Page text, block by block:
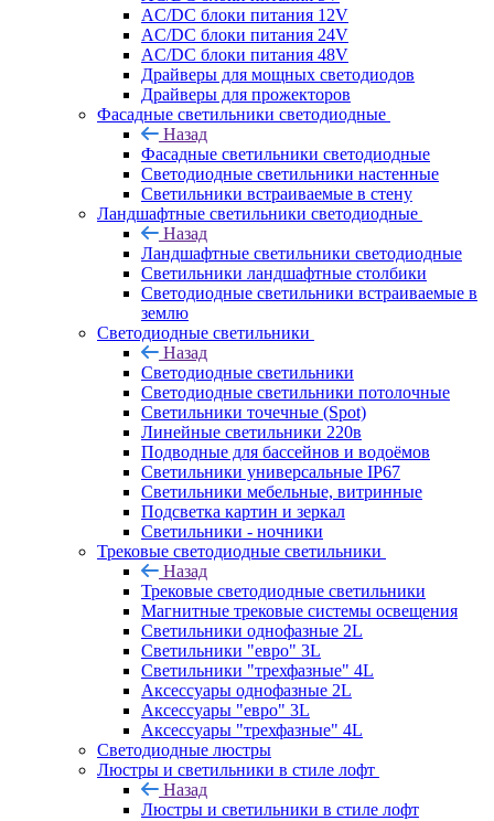
AC/DC блоки питания 12V
AC/DC блоки питания 24V
AC/DC блоки питания 48V
Драйверы для мощных светодиодов
Драйверы для прожекторов
Фасадные светильники светодиодные
Назад
Фасадные светильники светодиодные
Светодиодные светильники настенные
Светильники встраиваемые в стену
Ландшафтные светильники светодиодные
Назад
Ландшафтные светильники светодиодные
Светильники ландшафтные столбики
Светодиодные светильники встраиваемые в
землю
Светодиодные светильники
Назад
Светодиодные светильники
Светодиодные светильники потолочные
Светильники точечные (Spot)
Линейные светильники 220в
Подводные для бассейнов и водоёмов
Светильники универсальные IP67
Светильники мебельные, витринные
Подсветка картин и зеркал
Светильники - ночники
Трековые светодиодные светильники
Назад
Трековые светодиодные светильники
Магнитные трековые системы освещения
Светильники однофазные 2L
Светильники "евро" 3L
Светильники "трехфазные" 4L
Аксессуары однофазные 2L
Аксессуары "евро" 3L
Аксессуары "трехфазные" 4L
Светодиодные люстры
Люстры и светильники в стиле лофт
Назад
Люстры и светильники в стиле лофт